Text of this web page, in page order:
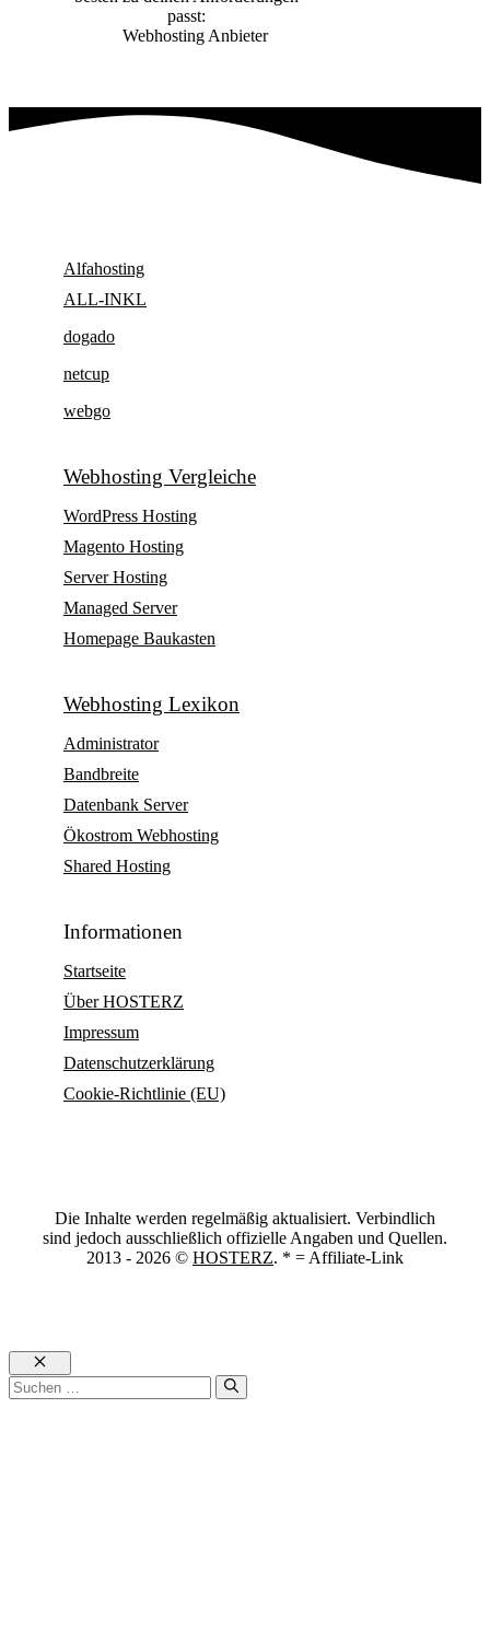
passt:
Webhosting Anbieter
Alfahosting
ALL-INKL
dogado
netcup
webgo
Webhosting Vergleiche
WordPress Hosting
Magento Hosting
Server Hosting
Managed Server
Homepage Baukasten
Webhosting Lexikon
Administrator
Bandbreite
Datenbank Server
Ökostrom Webhosting
Shared Hosting
Informationen
Startseite
Über HOSTERZ
Impressum
Datenschutzerklärung
Cookie-Richtlinie (EU)
Die Inhalte werden regelmäßig aktualisiert. Verbindlich
sind jedoch ausschließlich offizielle Angaben und Quellen.
2013 - 2026 © HOSTERZ. * = Affiliate-Link
Schließen
Suchen
nach: